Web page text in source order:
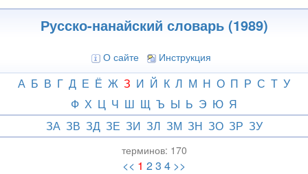
Русско-нанайский словарь (1989)
О сайте Инструкция
А Б В Г Д Е Ё Ж З И Й К Л М Н О П Р С Т У
Ф Х Ц Ч Ш Щ Ъ Ы Ь Э Ю Я
ЗА ЗВ ЗД ЗЕ ЗИ ЗЛ ЗМ ЗН ЗО ЗР ЗУ
терминов: 170
<< 1 23 4 >>